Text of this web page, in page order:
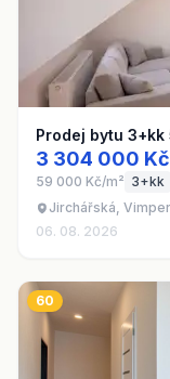
Prodej bytu 3+kk
3 304 000 Kč
59 000 Kč/m² 3+kk
Jirchářská,
06. 08. 2026
60